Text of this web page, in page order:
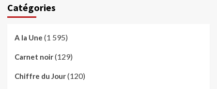
Catégories
A la Une (1 595)
Carnet noir(129)
Chiffre du Jour(120)